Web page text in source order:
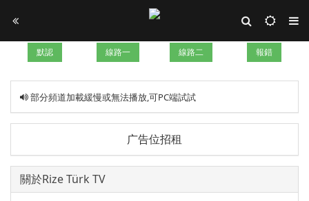
默認 線路一 線路二 報錯
部分頻道加載緩慢或無法播放,可PC端試試
广告位招租
關於Rize Türk TV